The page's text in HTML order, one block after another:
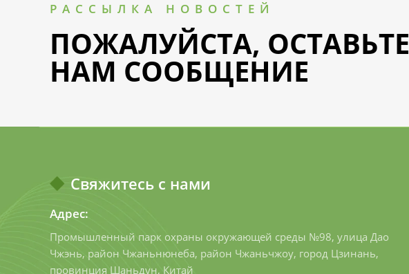
РАССЫЛКА НОВОСТЕЙ
ПОЖАЛУЙСТА, ОСТАВЬТЕ
НАМ СООБЩЕНИЕ
Свяжитесь с нами
Адрес:
Промышленный парк охраны окружающей среды №98, улица Дао
Чжэнь, район Чжаньнюнеба, район Чжаньчжоу, город Цзинань,
провинция Шаньдун, Китай